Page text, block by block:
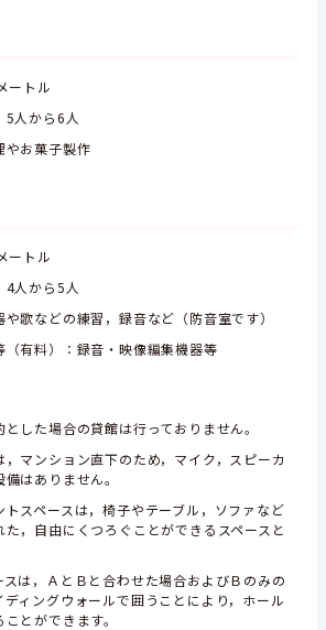
ートル
5人から6人
やお菓子製作
ートル
4人から5人
歌などの練習，録音など（防音室です）
（有料）：録音・映像編集機器等
した場合の貸館は行っておりません。
マンション直下のため，マイク，スピーカ
はありません。
トスペースは，椅子やテーブル，ソファなど
，自由にくつろぐことができるスペースと
スは，ＡとＢと合わせた場合およびＢのみの
ィングウォールで囲うことにより，ホール
とができます。